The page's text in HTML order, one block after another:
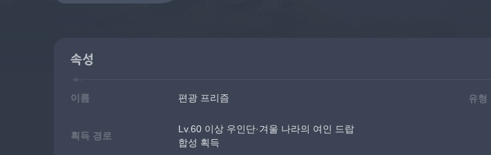
속성
이름 편광 프리즘 유형
획득 경로
Lv.60 이상 우인단·겨울 나라의 여인 드랍
합성 획득